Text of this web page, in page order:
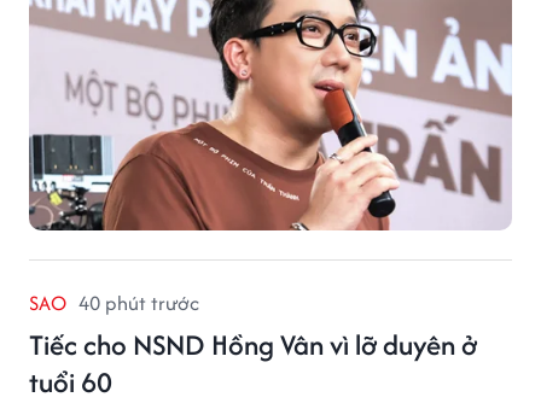
SAO 40 phút trước
Tiếc cho NSND Hồng Vân vì lỡ duyên ở
tuổi 60